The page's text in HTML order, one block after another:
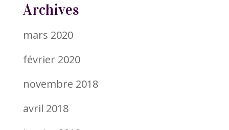
Archives
mars 2020
février 2020
novembre 2018
avril 2018